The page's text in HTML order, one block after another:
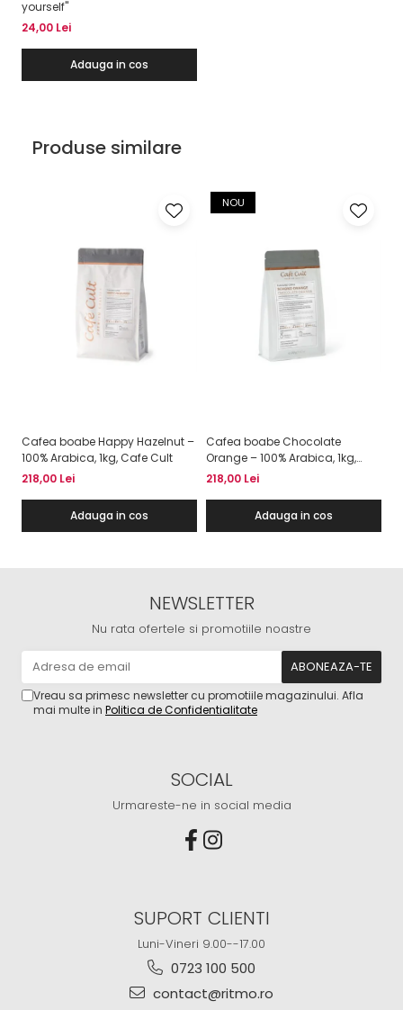
yourself"
24,00 Lei
Adauga in cos
Produse similare
Cafea boabe Happy Hazelnut –
100% Arabica, 1kg, Cafe Cult
218,00 Lei
Adauga in cos
NOU
Cafea boabe Chocolate
Orange – 100% Arabica, 1kg,
Cafe Cult
218,00 Lei
Adauga in cos
NEWSLETTER
Nu rata ofertele si promotiile noastre
Vreau sa primesc newsletter cu promotiile magazinului. Afla
mai multe in Politica de Confidentialitate
SOCIAL
Urmareste-ne in social media
SUPORT CLIENTI
Luni-Vineri 9.00--17.00
0723 100 500
contact@ritmo.ro